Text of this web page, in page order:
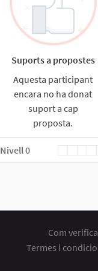
Suports a propostes
Aquesta participant
encara no ha donat
suport a cap
proposta.
Nivell 0
Com
Termes i